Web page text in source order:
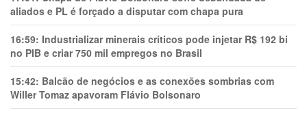
aliados e PL é forçado a disputar com chapa pura
16:59: Industrializar minerais críticos pode injetar R$ 192 bi
no PIB e criar 750 mil empregos no Brasil
15:42: Balcão de negócios e as conexões sombrias com
Willer Tomaz apavoram Flávio Bolsonaro